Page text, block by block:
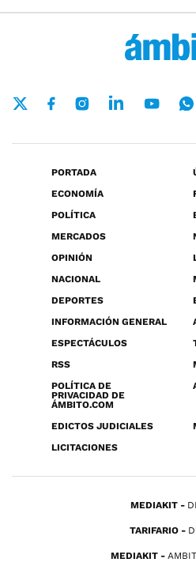
PORTADA
ECONOMÍA
POLÍTICA
MERCADOS
OPINIÓN
NACIONAL
DEPORTES
INFORMACIÓN GENERAL
ESPECTÁCULOS
RSS
POLÍTICA DE
PRIVACIDAD DE
ÁMBITO.COM
EDICTOS JUDICIALES
LICITACIONES
MEDIAKIT
TARIFARIO
MEDIAKIT